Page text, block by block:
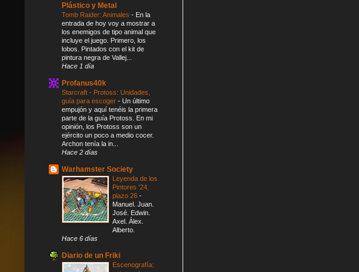
Plástico y Metal
Tomb Raider: Animales - En la
entrada de hoy voy a mostrar a
los enemigos de tipo animal que
incluye el juego. Primero, los
lobos. Pintados con el kit de
pintura negra de Vallej...
Hace 1 día
Profanus40k
Starcraft - Protoss: Unidades,
guía para escoger - Un último
empujón y aquí tenéis la primera
parte de la guía Protoss. En mi
opinión, los Protoss son un
ejército un poco a medio cocer.
Archon tenía la in...
Hace 2 días
Warhamster Society
Leyenda de los
Pintores '24,
plazo 26 -
Manuel. Juan.
José. Edwin.
Axel. Álex.
Alberto.
Hace 6 días
Diario de un Friki
Escenografía: